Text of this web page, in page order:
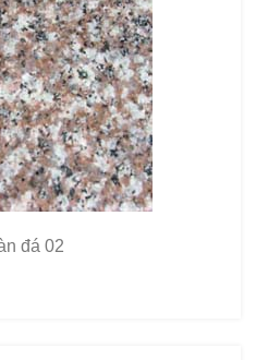
đá 02